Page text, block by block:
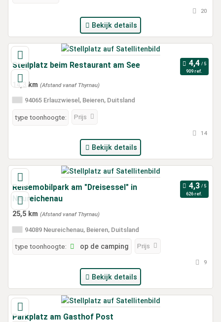
20
Bekijk details
Stellplatz beim Restaurant am See
909 ref.
14,3 km (Afstand vanaf Thyrnau)
94065 Erlauzwiesel, Beieren, Duitsland
type toonhoogte: Prijs
14
Bekijk details
Reisemobilpark am "Dreisessel" in
Neureichenau
626 ref.
25,5 km (Afstand vanaf Thyrnau)
94089 Neureichenau, Beieren, Duitsland
type toonhoogte: op de camping Prijs
9
Bekijk details
Parkplatz am Gasthof Post